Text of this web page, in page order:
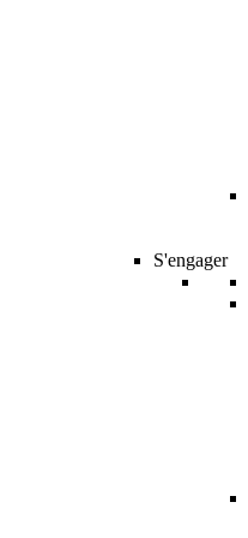
S'engager